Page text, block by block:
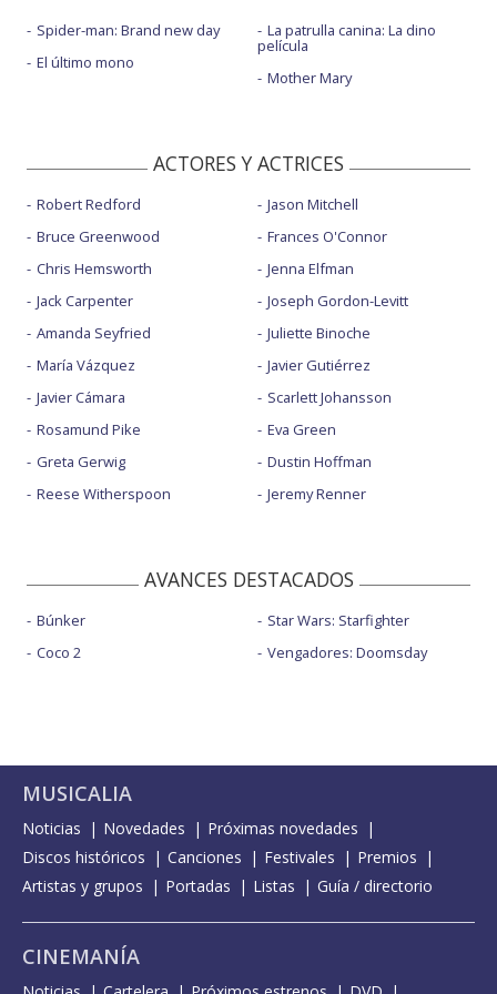
Spider-man: Brand new day
El último mono
La patrulla canina: La dino
película
Mother Mary
ACTORES Y ACTRICES
Robert Redford
Bruce Greenwood
Chris Hemsworth
Jack Carpenter
Amanda Seyfried
María Vázquez
Javier Cámara
Rosamund Pike
Greta Gerwig
Reese Witherspoon
Jason Mitchell
Frances O'Connor
Jenna Elfman
Joseph Gordon-Levitt
Juliette Binoche
Javier Gutiérrez
Scarlett Johansson
Eva Green
Dustin Hoffman
Jeremy Renner
AVANCES DESTACADOS
Búnker
Coco 2
Star Wars: Starfighter
Vengadores: Doomsday
MUSICALIA
Noticias Novedades
Próximas novedades
Discos históricos
Canciones Festivales
Premios
Artistas y grupos
Portadas Listas Guía / directorio
CINEMANÍA